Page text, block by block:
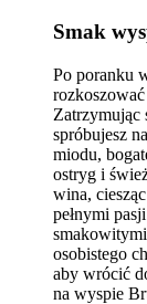
Smak
Po poranku
Zatrzymując
spróbujesz
miodu,
ostryg i
wina,
pełnymi
osobistego
aby wrócić
na wyspie